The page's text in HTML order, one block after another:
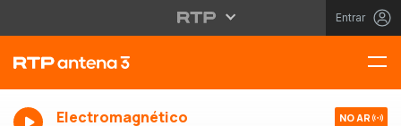
Entrar
Electromagnético NO AR